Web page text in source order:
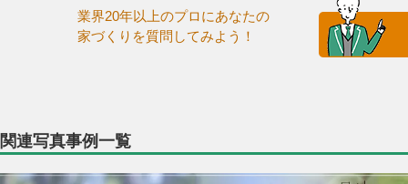
業界20年以上のプロにあなたの
家づくりを質問してみよう！
関連写真事例一覧